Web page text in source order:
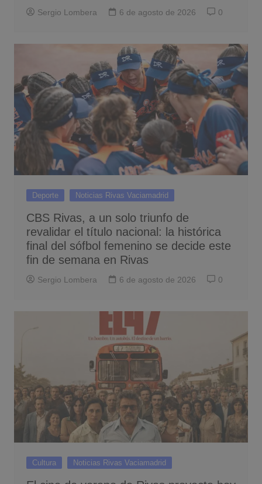
Sergio Lombera 6 de agosto de 2026 0
Deporte Noticias Rivas Vaciamadrid
CBS Rivas, a un solo triunfo de
revalidar el título nacional: la histórica
final del sófbol femenino se decide este
fin de semana en Rivas
Sergio Lombera 6 de agosto de 2026 0
Cultura Noticias Rivas Vaciamadrid